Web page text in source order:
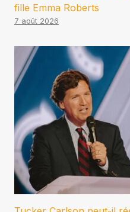
fille Emma Roberts
7 août 2026